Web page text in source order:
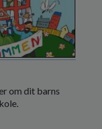
om dit barns